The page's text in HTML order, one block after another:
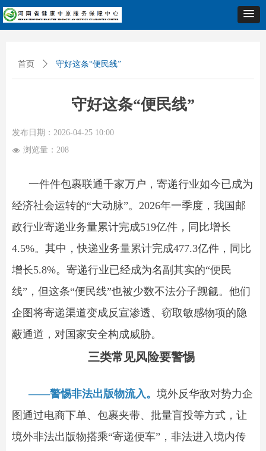
首页 ꄲ 守好这条“便民线”
守好这条“便民线”
发布日期： 2026-04-25 10:00
넶 浏览量： 208
一件件包裹联通千家万户，寄递行业如今已成为
经济社会运转的“大动脉”。2026年一季度，我国邮
政行业寄递业务量累计完成519亿件，同比增长
4.5%。其中，快递业务量累计完成477.3亿件，同比
增长5.8%。寄递行业已经成为名副其实的“便民
线”，但这条“便民线”也被少数不法分子觊觎。他们
企图将寄递渠道变成反宣渗透、窃取敏感物项的隐
蔽通道，对国家安全构成威胁。
三类常见风险要警惕
——警惕非法出版物流入。 境外反华敌对势力企
图通过电商下单、包裹夹带、批量盲投等方式，让
境外非法出版物搭乘“寄递便车”，非法进入境内传